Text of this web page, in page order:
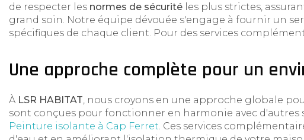
de respecter les normes de sécurité les plus strictes,
grand soin. Notre équipe dévouée s'engage à fournir un
spécifiques de chaque client. Pour des services
Une approche complète pour un
À LSR HABITAT , nous croyons en une approche globale
sont conçues pour fonctionner en harmonie avec d'autres
Peinture isolante à Cap Ferret . Ces services